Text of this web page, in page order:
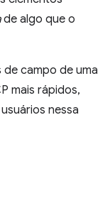
de algo que o
campo de uma
mais rápidos,
nessa